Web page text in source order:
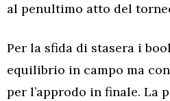
al penultimo atto del
Per la sfida di stasera i
equilibrio in campo ma
per l’approdo in finale. La